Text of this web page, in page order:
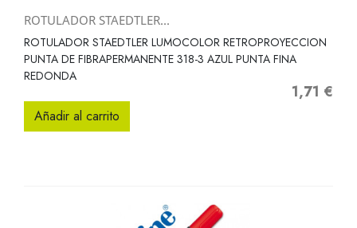
ROTULADOR STAEDTLER...
ROTULADOR STAEDTLER LUMOCOLOR RETROPROYECCION
PUNTA DE FIBRAPERMANENTE 318-3 AZUL PUNTA FINA
REDONDA
Precio
1,71 €
Añadir al carrito